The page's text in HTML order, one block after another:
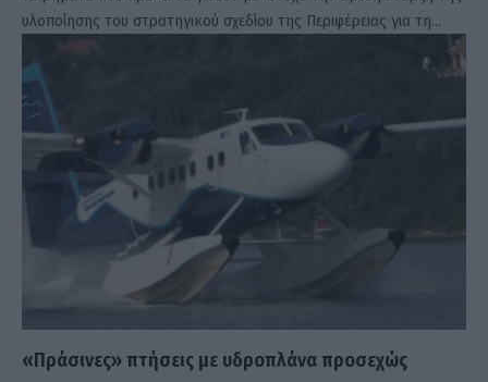
υλοποίησης του στρατηγικού σχεδίου της Περιφέρειας για τη…
«Πράσινες» πτήσεις με υδροπλάνα προσεχώς